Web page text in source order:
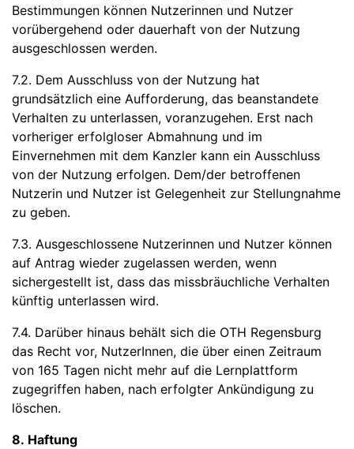
Bestimmungen können Nutzerinnen und Nutzer
vorübergehend oder dauerhaft von der Nutzung
ausgeschlossen werden.
7.2. Dem Ausschluss von der Nutzung hat
grundsätzlich eine Aufforderung, das beanstandete
Verhalten zu unterlassen, voranzugehen. Erst nach
vorheriger erfolgloser Abmahnung und im
Einvernehmen mit dem Kanzler kann ein Ausschluss
von der Nutzung erfolgen. Dem/der betroffenen
Nutzerin und Nutzer ist Gelegenheit zur Stellungnahme
zu geben.
7.3. Ausgeschlossene Nutzerinnen und Nutzer können
auf Antrag wieder zugelassen werden, wenn
sichergestellt ist, dass das missbräuchliche Verhalten
künftig unterlassen wird.
7.4. Darüber hinaus behält sich die OTH Regensburg
das Recht vor, NutzerInnen, die über einen Zeitraum
von 165 Tagen nicht mehr auf die Lernplattform
zugegriffen haben, nach erfolgter Ankündigung zu
löschen.
8. Haftung